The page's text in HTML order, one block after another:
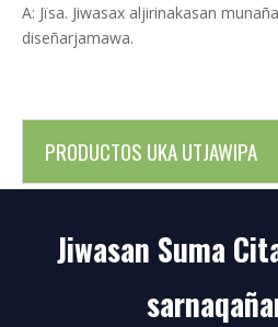
A: Jïsa. Jiwasax aljirinakasan
diseñarjamawa.
PRODUCTOS UKA UTJAWIPA
Jiwasan Suma